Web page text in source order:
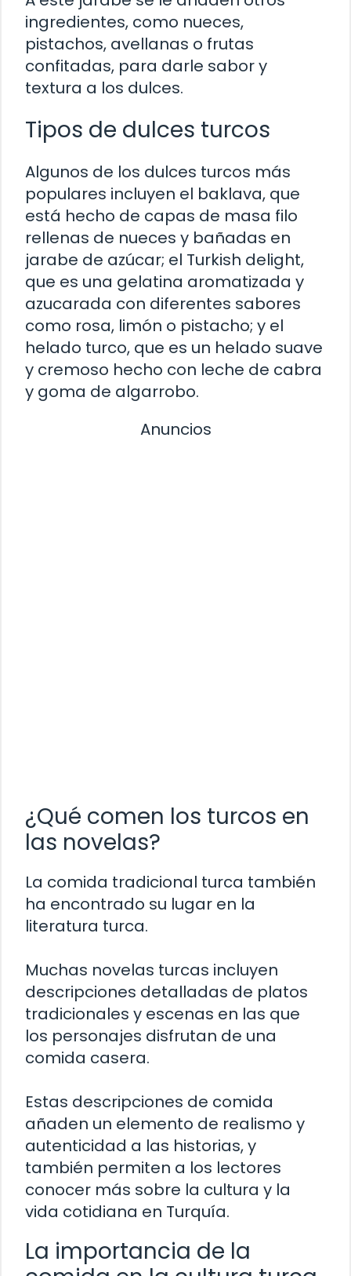
ingredientes, como nueces,
pistachos, avellanas o frutas
confitadas, para darle sabor y
textura a los dulces.
Tipos de dulces turcos
Algunos de los dulces turcos más
populares incluyen el baklava, que
está hecho de capas de masa filo
rellenas de nueces y bañadas en
jarabe de azúcar; el Turkish delight,
que es una gelatina aromatizada y
azucarada con diferentes sabores
como rosa, limón o pistacho; y el
helado turco, que es un helado suave
y cremoso hecho con leche de cabra
y goma de algarrobo.
Anuncios
¿Qué comen los turcos en
las novelas?
La comida tradicional turca también
ha encontrado su lugar en la
literatura turca.
Muchas novelas turcas incluyen
descripciones detalladas de platos
tradicionales y escenas en las que
los personajes disfrutan de una
comida casera.
Estas descripciones de comida
añaden un elemento de realismo y
autenticidad a las historias, y
también permiten a los lectores
conocer más sobre la cultura y la
vida cotidiana en Turquía.
La importancia de la